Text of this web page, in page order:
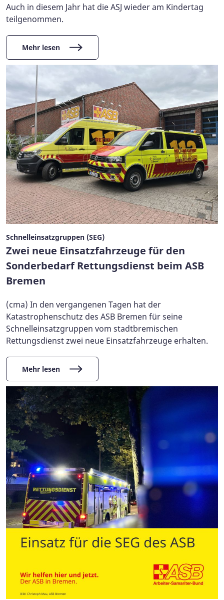
Auch in diesem Jahr hat die ASJ wieder am Kindertag
teilgenommen.
Mehr lesen
Schnelleinsatzgruppen (SEG)
Zwei neue Einsatzfahrzeuge für den
Sonderbedarf Rettungsdienst beim ASB
Bremen
(cma) In den vergangenen Tagen hat der
Katastrophenschutz des ASB Bremen für seine
Schnelleinsatzgruppen vom stadtbremischen
Rettungsdienst zwei neue Einsatzfahrzeuge erhalten.
Mehr lesen